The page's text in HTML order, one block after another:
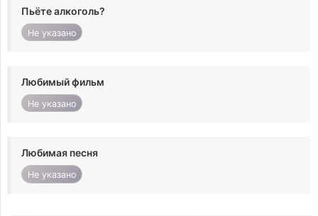
Пьёте алкоголь?
Не указано
Любимый фильм
Не указано
Любимая песня
Не указано